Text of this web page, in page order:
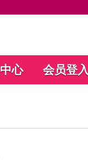
心 会员登入